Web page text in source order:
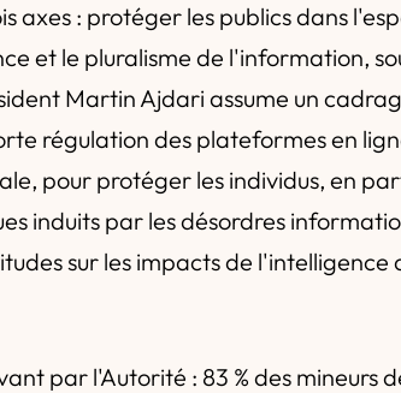
axes : protéger les publics dans
et le pluralisme de l'information,
Martin Ajdari assume un
régulation des plateformes en
pour protéger les individus, en
induits par les désordres
sur les impacts de
par l'Autorité : 83 % des mineurs